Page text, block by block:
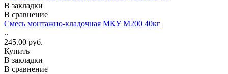
В закладки
В сравнение
Смесь монтажно-кладочная МКУ М200 40кг
..
245.00 руб.
Купить
В закладки
В сравнение